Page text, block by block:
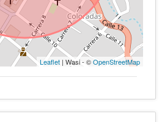
Leaflet | Wasi - ©OpenStreetMap